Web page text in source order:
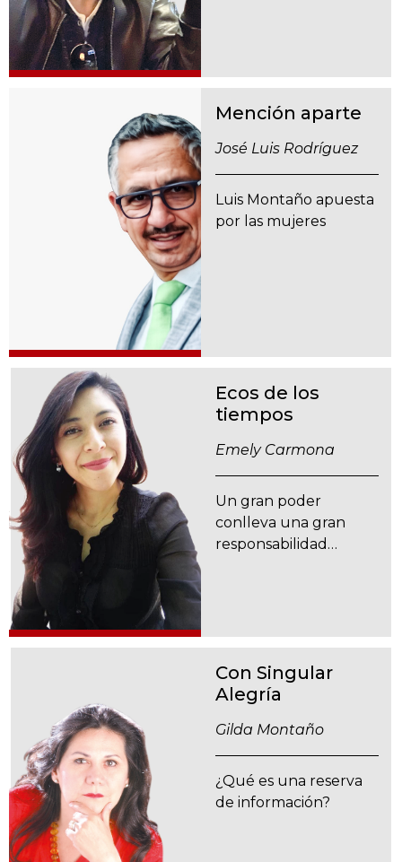
Mención aparte
José Luis Rodríguez
Luis Montaño apuesta
por las mujeres
Ecos de los
tiempos
Emely Carmona
Un gran poder
conlleva una gran
responsabilidad…
Con Singular
Alegría
Gilda Montaño
¿Qué es una reserva
de información?